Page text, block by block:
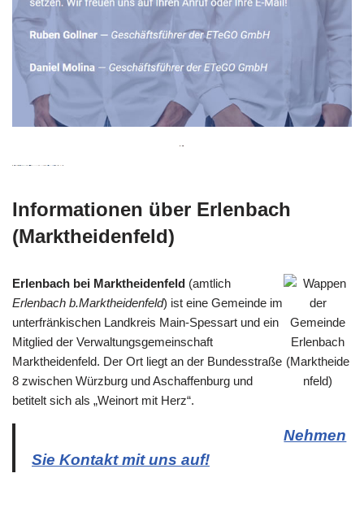
Informationen über Erlenbach
(Marktheidenfeld)
Erlenbach bei Marktheidenfeld (amtlich
Erlenbach b.Marktheidenfeld) ist eine Gemeinde im
unterfränkischen Landkreis Main-Spessart und ein
Mitglied der Verwaltungsgemeinschaft
Marktheidenfeld. Der Ort liegt an der Bundesstraße
8 zwischen Würzburg und Aschaffenburg und
betitelt sich als „Weinort mit Herz“.
Nehmen
Sie Kontakt mit uns auf!